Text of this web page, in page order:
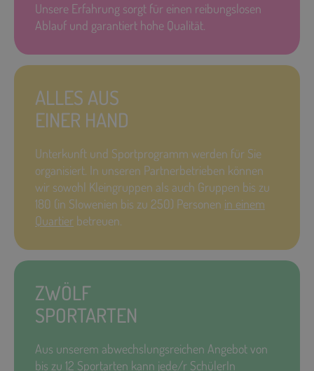
Unsere Erfahrung sorgt für einen reibungslosen
Ablauf und garantiert hohe Qualität.
ALLES AUS
EINER HAND
Unterkunft und Sportprogramm werden für Sie
organisiert. In unseren Partnerbetrieben können
wir sowohl Kleingruppen als auch Gruppen bis zu
180 (in Slowenien bis zu 250) Personen in einem
Quartier betreuen.
ZWÖLF
SPORTARTEN
Aus unserem abwechslungsreichen Angebot von
bis zu 12 Sportarten kann jede/r SchülerIn